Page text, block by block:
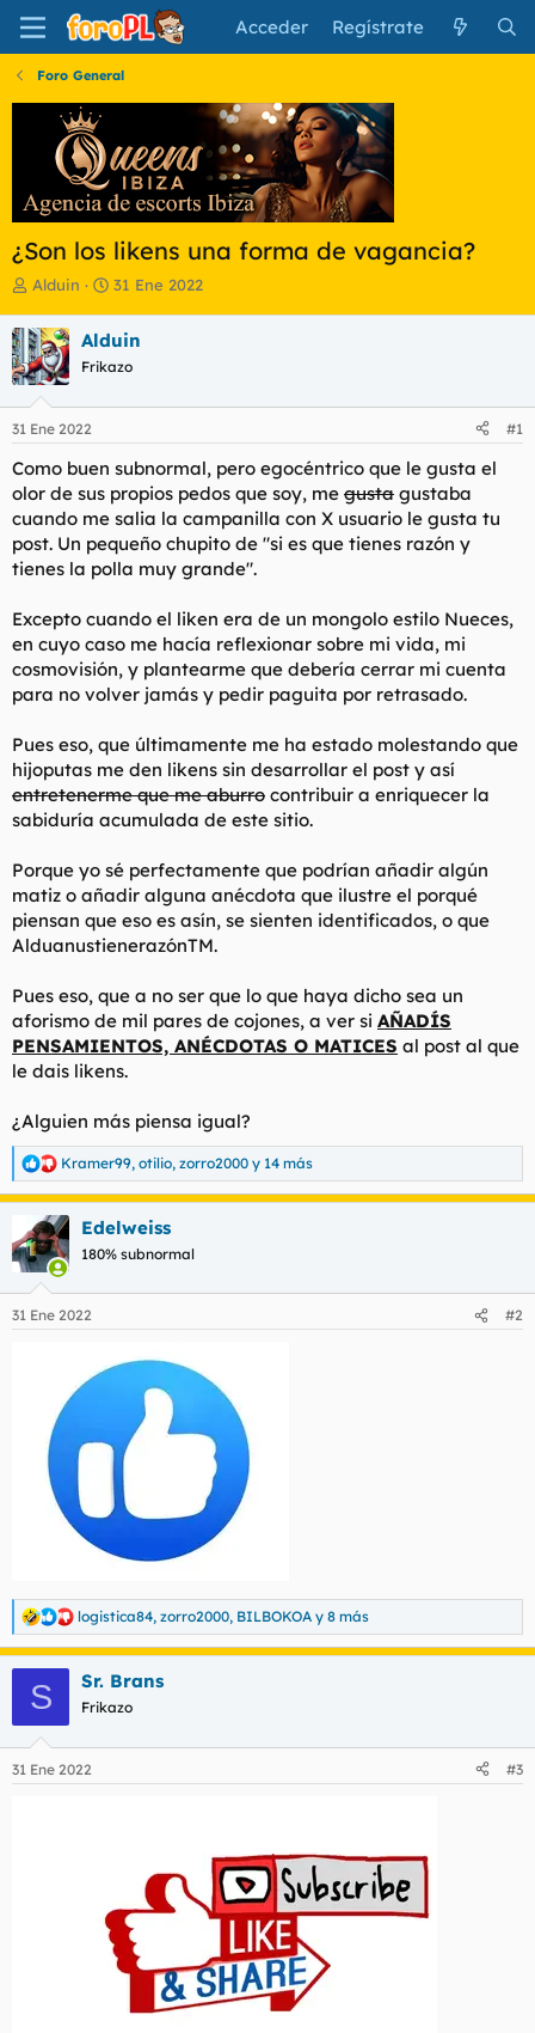
Acceder Regístrate
Foro General
¿Son los likens una forma de vagancia?
I
i
c
i
a
d
o
d
e
l
t
e
Alduin
F
h
a
e
i
c
i
o
31 Ene 2022
Alduin
Frikazo
31 Ene 2022 #1
Como buen subnormal, pero egocéntrico que le gusta el
olor de sus propios pedos que soy, me gusta gustaba
cuando me salia la campanilla con X usuario le gusta tu
post. Un pequeño chupito de "si es que tienes razón y
tienes la polla muy grande".
Excepto cuando el liken era de un mongolo estilo Nueces,
en cuyo caso me hacía reflexionar sobre mi vida, mi
cosmovisión, y plantearme que debería cerrar mi cuenta
para no volver jamás y pedir paguita por retrasado.
Pues eso, que últimamente me ha estado molestando que
hijoputas me den likens sin desarrollar el post y así
entretenerme que me aburro contribuir a enriquecer la
sabiduría acumulada de este sitio.
Porque yo sé perfectamente que podrían añadir algún
matiz o añadir alguna anécdota que ilustre el porqué
piensan que eso es asín, se sienten identificados, o que
AlduanustienerazónTM.
Pues eso, que a no ser que lo que haya dicho sea un
aforismo de mil pares de cojones, a ver si AÑADÍS
PENSAMIENTOS, ANÉCDOTAS O MATICES al post al que
le dais likens.
¿Alguien más piensa igual?
R
e
a
c
c
i
e
Kramer99, otilio, zorro2000 y 14 más
Edelweiss
180% subnormal
31 Ene 2022 #2
R
e
a
e
logistica84, zorro2000, BILBOKOA y 8 más
S Sr. Brans
Frikazo
31 Ene 2022 #3